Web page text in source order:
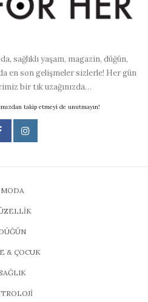
sağlıklı yaşam, magazin, düğün,
en son gelişmeler sizlerle! Her gün
bir tık uzağınızda…
takip etmeyi de unutmayın!
MODA
& ÇOCUK